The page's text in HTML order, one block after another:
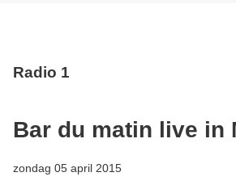
Radio 1
Bar du matin live in
zondag 05 april 2015